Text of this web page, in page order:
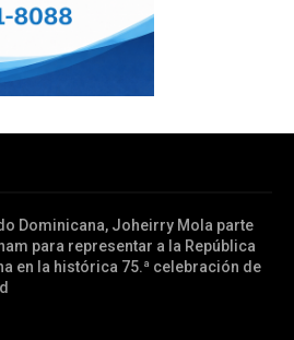
Dominicana, Joheirry Mola parte
para representar a la República
en la histórica 75.ª celebración de